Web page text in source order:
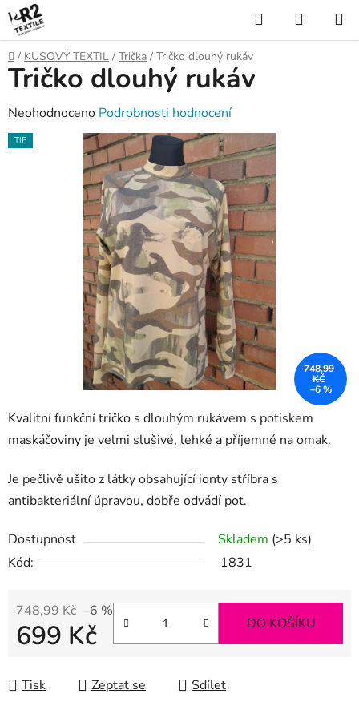
Přejít
na
obsah
Hledat
KOŠÍK
Domů
/ KUSOVÝ TEXTIL / Trička / Tričko dlouhý rukáv
Kvalitní funkční tričko s dlouhým rukávem s potiskem
maskáčoviny je velmi slušivé, lehké a příjemné na omak.
Je pečlivě ušito z látky obsahující ionty stříbra s
antibakteriální úpravou, dobře odvádí pot.
Dostupnost Skladem (>5 ks)
Kód:
1831
748,99 Kč –6 %
699 Kč DO KOŠÍKU
Tisk Zeptat se Sdílet
Tričko dlouhý rukáv
Průměrné
hodnocení
Neohodnoceno Podrobnosti hodnocení
TIP
748,99
KČ
–6 %